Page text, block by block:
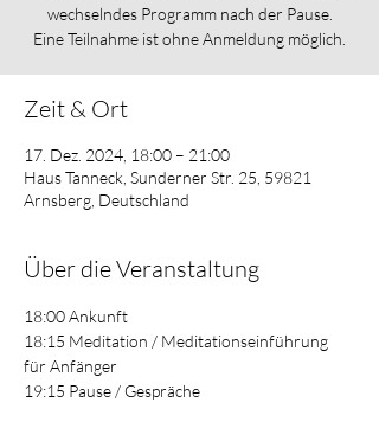
wechselndes Programm nach der Pause.
Eine Teilnahme ist ohne Anmeldung möglich.
Zeit & Ort
17. Dez. 2024, 18:00 – 21:00
Haus Tanneck, Sunderner Str. 25, 59821
Arnsberg, Deutschland
Über die Veranstaltung
18:00 Ankunft
18:15 Meditation / Meditationseinführung
für Anfänger
19:15 Pause / Gespräche